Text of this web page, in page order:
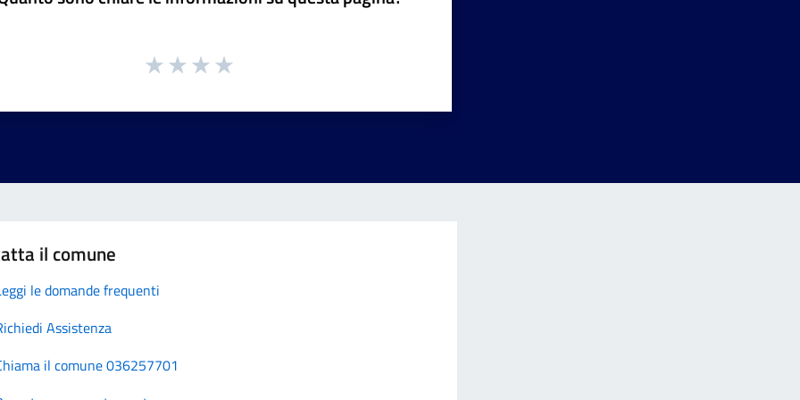
il comune
le domande frequenti
Assistenza
il comune 036257701